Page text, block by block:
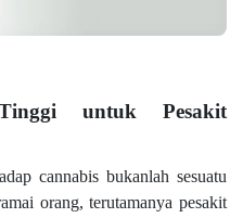
untuk Pesakit
cannabis bukanlah sesuatu
orang, terutamanya pesakit